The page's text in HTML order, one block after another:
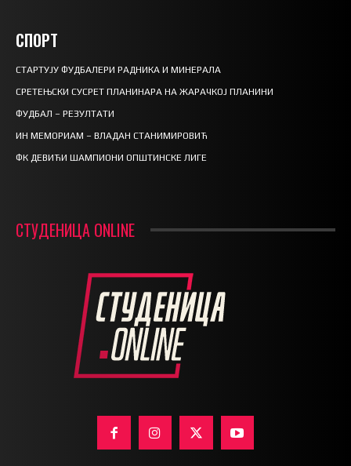
СПОРТ
СТАРТУЈУ ФУДБАЛЕРИ РАДНИКА И МИНЕРАЛА
СРЕТЕЊСКИ СУСРЕТ ПЛАНИНАРА НА ЖАРАЧКОЈ ПЛАНИНИ
ФУДБАЛ – РЕЗУЛТАТИ
ИН МЕМОРИАМ – ВЛАДАН СТАНИМИРОВИЋ
ФК ДЕВИЋИ ШАМПИОНИ ОПШТИНСКЕ ЛИГЕ
СТУДЕНИЦА ONLINE